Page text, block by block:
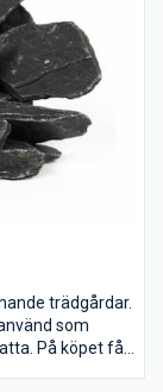
trädgårdar.
som
På köpet får